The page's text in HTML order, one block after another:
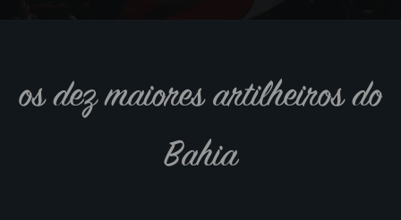
os dez maiores artilheiros do
Bahia